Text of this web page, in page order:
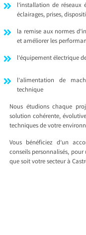
l’installation de
éclairages, prises,
la remise aux normes
et améliorer les
l’équipement électrique
l’alimentation de
technique
Nous étudions chaque
solution cohérente,
techniques de votre
Vous bénéficiez d’un
conseils personnalisés,
que soit votre secteur à